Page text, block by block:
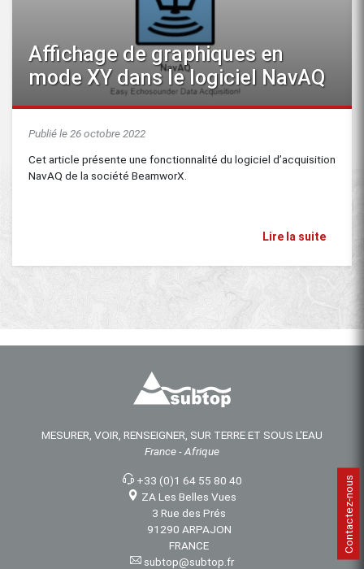
Affichage de graphiques en
mode XY dans le logiciel NavAQ
Publié le 26 octobre 2022
Cet article présente une fonctionnalité du logiciel d’acquisition
NavAQ de la société BeamworX.
Lire la suite
MESURER, VOIR, RENSEIGNER, SUR TERRE ET SOUS L'EAU
France - Afrique
+33 (0)1 64 55 80 40
ZA Les Belles Vues
3 Rue des Prés
91290 ARPAJON
FRANCE
subtop@subtop.fr
Contactez-nous